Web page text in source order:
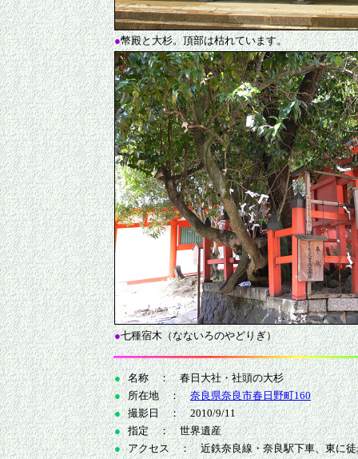
●幣殿と大杉。頂部は枯れています。
●七種宿木（なないろのやどりぎ）
●
名称 ： 春日大社・社頭の大杉
● 所在地 ：奈良県奈良市春日野町160
● 撮影日 ： 2010/9/11
● 指定 ： 世界遺産
● アクセス ： 近鉄奈良線・奈良駅下車、東に徒